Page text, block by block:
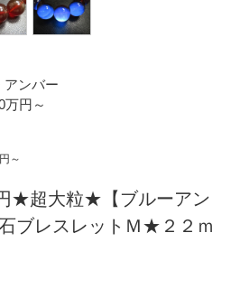
アンバー
万円～
～
★超大粒★【ブルーアン
ブレスレットＭ★２２ｍ